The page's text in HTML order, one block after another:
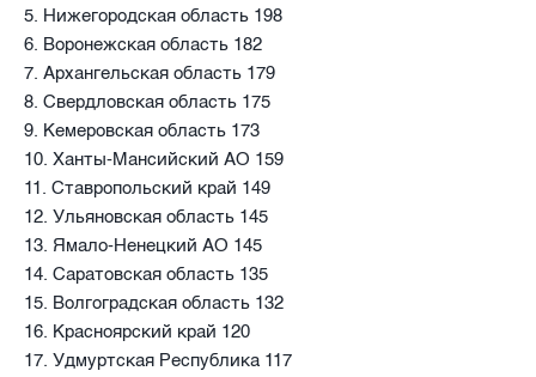
5. Нижегородская область 198
6. Воронежская область 182
7. Архангельская область 179
8. Свердловская область 175
9. Кемеровская область 173
10. Ханты-Мансийский АО 159
11. Ставропольский край 149
12. Ульяновская область 145
13. Ямало-Ненецкий АО 145
14. Саратовская область 135
15. Волгоградская область 132
16. Красноярский край 120
17. Удмуртская Республика 117